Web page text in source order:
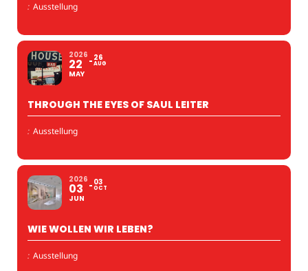
: Ausstellung
2026
22
MAY
26
AUG
THROUGH THE EYES OF SAUL LEITER
: Ausstellung
2026
03
JUN
03
OCT
WIE WOLLEN WIR LEBEN?
: Ausstellung